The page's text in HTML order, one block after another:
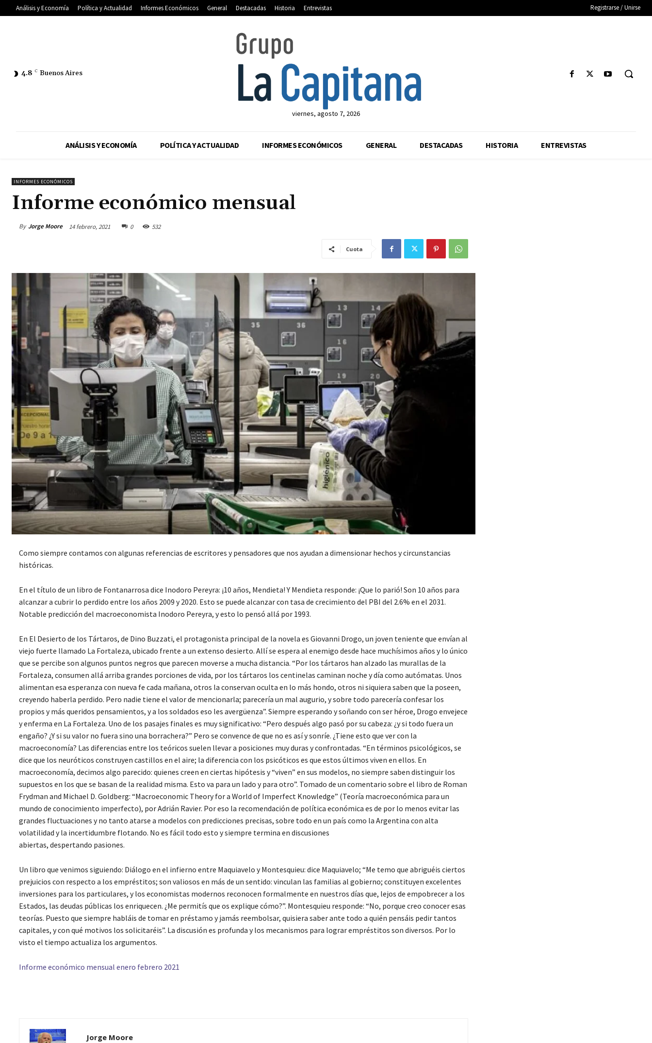
Análisis y Economía Política y Actualidad Informes Económicos General Destacadas Historia Entrevistas Registrarse / Unirse
4.8 C Buenos Aires
viernes, agosto 7, 2026
ANÁLISIS Y ECONOMÍA POLÍTICA Y ACTUALIDAD INFORMES ECONÓMICOS GENERAL DESTACADAS HISTORIA ENTREVISTAS
INFORMES ECONÓMICOS
Informe económico mensual
By Jorge Moore 14 febrero, 2021 0 532
Cuota
Como siempre contamos con algunas referencias de escritores y pensadores que nos ayudan a dimensionar hechos y circunstancias
históricas.
En el título de un libro de Fontanarrosa dice Inodoro Pereyra: ¡10 años, Mendieta! Y Mendieta responde: ¡Que lo parió! Son 10 años para
alcanzar a cubrir lo perdido entre los años 2009 y 2020. Esto se puede alcanzar con tasa de crecimiento del PBI del 2.6% en el 2031.
Notable predicción del macroeconomista Inodoro Pereyra, y esto lo pensó allá por 1993.
En El Desierto de los Tártaros, de Dino Buzzati, el protagonista principal de la novela es Giovanni Drogo, un joven teniente que envían al
viejo fuerte llamado La Fortaleza, ubicado frente a un extenso desierto. Allí se espera al enemigo desde hace muchísimos años y lo único
que se percibe son algunos puntos negros que parecen moverse a mucha distancia. “Por los tártaros han alzado las murallas de la
Fortaleza, consumen allá arriba grandes porciones de vida, por los tártaros los centinelas caminan noche y día como autómatas. Unos
alimentan esa esperanza con nueva fe cada mañana, otros la conservan oculta en lo más hondo, otros ni siquiera saben que la poseen,
creyendo haberla perdido. Pero nadie tiene el valor de mencionarla; parecería un mal augurio, y sobre todo parecería confesar los
propios y más queridos pensamientos, y a los soldados eso les avergüenza”. Siempre esperando y soñando con ser héroe, Drogo envejece
y enferma en La Fortaleza. Uno de los pasajes finales es muy significativo: “Pero después algo pasó por su cabeza: ¿y si todo fuera un
engaño? ¿Y si su valor no fuera sino una borrachera?” Pero se convence de que no es así y sonríe. ¿Tiene esto que ver con la
macroeconomía? Las diferencias entre los teóricos suelen llevar a posiciones muy duras y confrontadas. “En términos psicológicos, se
dice que los neuróticos construyen castillos en el aire; la diferencia con los psicóticos es que estos últimos viven en ellos. En
macroeconomía, decimos algo parecido: quienes creen en ciertas hipótesis y “viven” en sus modelos, no siempre saben distinguir los
supuestos en los que se basan de la realidad misma. Esto va para un lado y para otro”. Tomado de un comentario sobre el libro de Roman
Frydman and Michael D. Goldberg: “Macroeconomic Theory for a World of Imperfect Knowledge” (Teoría macroeconómica para un
mundo de conocimiento imperfecto), por Adrián Ravier. Por eso la recomendación de política económica es de por lo menos evitar las
grandes fluctuaciones y no tanto atarse a modelos con predicciones precisas, sobre todo en un país como la Argentina con alta
volatilidad y la incertidumbre flotando. No es fácil todo esto y siempre termina en discusiones
abiertas, despertando pasiones.
Un libro que venimos siguiendo: Diálogo en el infierno entre Maquiavelo y Montesquieu: dice Maquiavelo; “Me temo que abriguéis ciertos
prejuicios con respecto a los empréstitos; son valiosos en más de un sentido: vinculan las familias al gobierno; constituyen excelentes
inversiones para los particulares, y los economistas modernos reconocen formalmente en nuestros días que, lejos de empobrecer a los
Estados, las deudas públicas los enriquecen. ¿Me permitís que os explique cómo?”. Montesquieu responde: “No, porque creo conocer esas
teorías. Puesto que siempre habláis de tomar en préstamo y jamás reembolsar, quisiera saber ante todo a quién pensáis pedir tantos
capitales, y con qué motivos los solicitaréis”. La discusión es profunda y los mecanismos para lograr empréstitos son diversos. Por lo
visto el tiempo actualiza los argumentos.
Informe económico mensual enero febrero 2021
Jorge Moore